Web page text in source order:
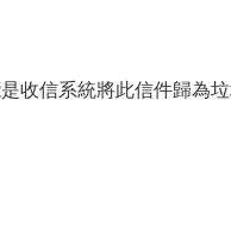
信系統將此信件歸為